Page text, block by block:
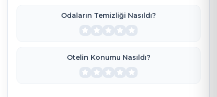
Verdiğiniz ücretin karşılığının fazla
fazla bulduğunuz tek yer
hizmetlerinden dolayı teşekkür
Odaların Temizliği Nasıldı?
Otelin Konumu Nasıldı?